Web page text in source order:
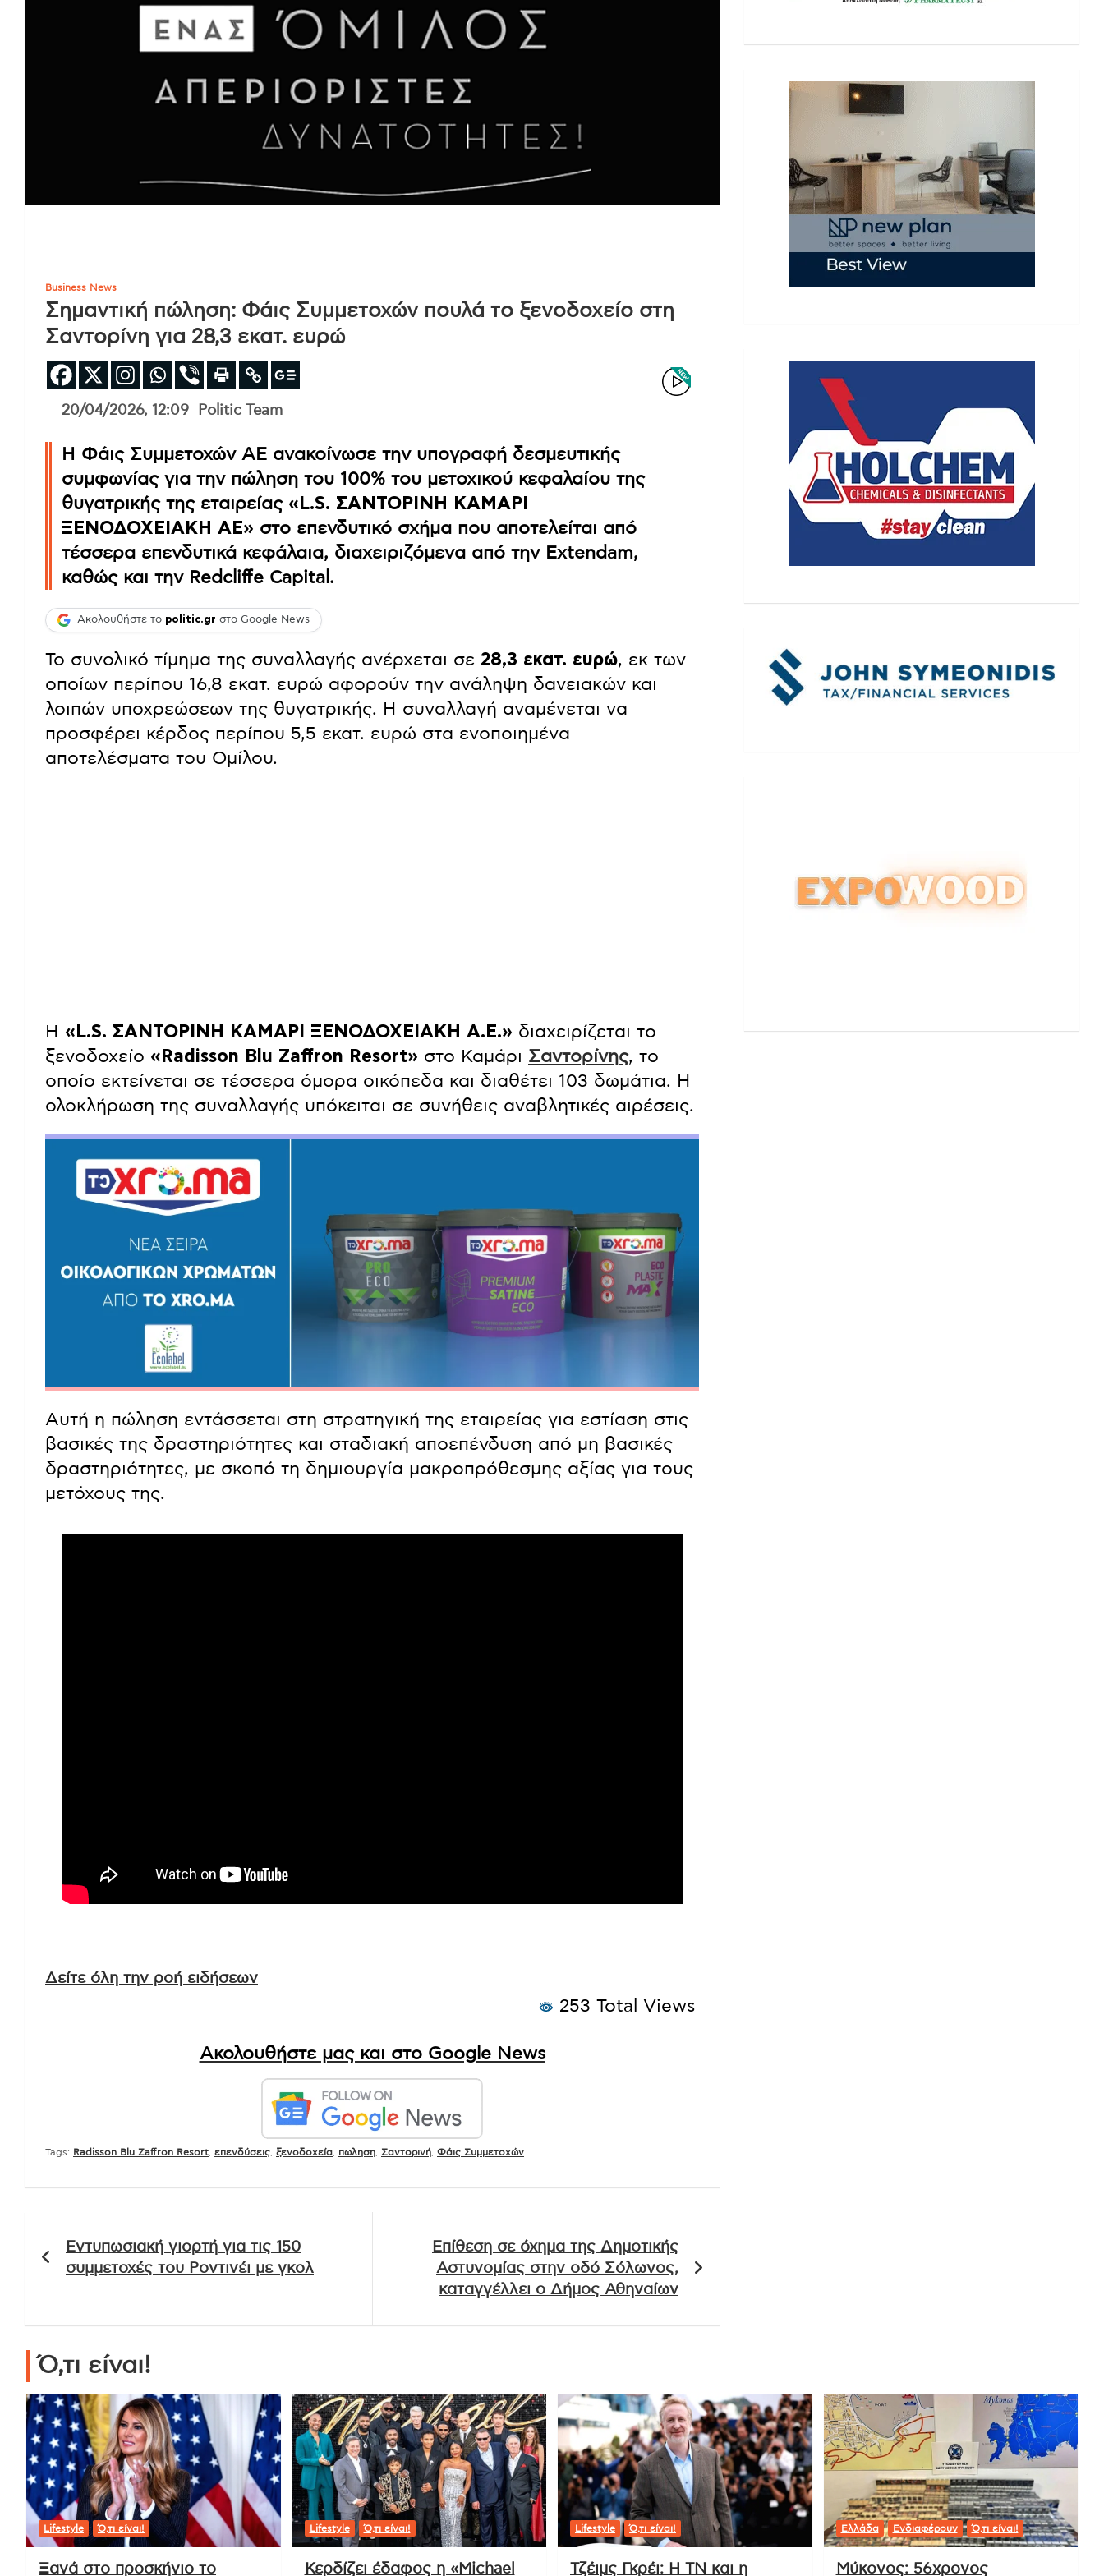
Business News
Σημαντική πώληση: Φάις Συμμετοχών πουλά το ξενοδοχείο στη
Σαντορίνη για 28,3 εκατ. ευρώ
20/04/2026, 12:09 Politic Team
Η Φάις Συμμετοχών ΑΕ ανακοίνωσε την υπογραφή δεσμευτικής
συμφωνίας για την πώληση του 100% του μετοχικού κεφαλαίου της
θυγατρικής της εταιρείας «L.S. ΣΑΝΤΟΡΙΝΗ ΚΑΜΑΡΙ
ΞΕΝΟΔΟΧΕΙΑΚΗ ΑΕ» στο επενδυτικό σχήμα που αποτελείται από
τέσσερα επενδυτικά κεφάλαια, διαχειριζόμενα από την Extendam,
καθώς και την Redcliffe Capital.
Ακολουθήστε το politic.gr στο Google News
Το συνολικό τίμημα της συναλλαγής ανέρχεται σε 28,3 εκατ. ευρώ, εκ των
οποίων περίπου 16,8 εκατ. ευρώ αφορούν την ανάληψη δανειακών και
λοιπών υποχρεώσεων της θυγατρικής. Η συναλλαγή αναμένεται να
προσφέρει κέρδος περίπου 5,5 εκατ. ευρώ στα ενοποιημένα
αποτελέσματα του Ομίλου.
Η «L.S. ΣΑΝΤΟΡΙΝΗ ΚΑΜΑΡΙ ΞΕΝΟΔΟΧΕΙΑΚΗ Α.Ε.» διαχειρίζεται το
ξενοδοχείο «Radisson Blu Zaffron Resort» στο Καμάρι Σαντορίνης, το
οποίο εκτείνεται σε τέσσερα όμορα οικόπεδα και διαθέτει 103 δωμάτια. Η
ολοκλήρωση της συναλλαγής υπόκειται σε συνήθεις αναβλητικές αιρέσεις.
Αυτή η πώληση εντάσσεται στη στρατηγική της εταιρείας για εστίαση στις
βασικές της δραστηριότητες και σταδιακή αποεπένδυση από μη βασικές
δραστηριότητες, με σκοπό τη δημιουργία μακροπρόθεσμης αξίας για τους
μετόχους της.
Δείτε όλη την ροή ειδήσεων
253 Total Views
Ακολουθήστε μας και στο Google News
Tags: Radisson Blu Zaffron Resort επενδύσεις ξενοδοχεία πωληση Σαντορινή Φάις Συμμετοχών
άρθρων
Εντυπωσιακή γιορτή για τις 150
συμμετοχές του Ροντινέι με γκολ
Επίθεση σε όχημα της Δημοτικής
Αστυνομίας στην οδό Σόλωνος,
καταγγέλλει ο Δήμος Αθηναίων
Ό,τι είναι!
Lifestyle Ό,τι είναι!
Ξανά στο προσκήνιο το
Lifestyle Ό,τι είναι!
Κερδίζει έδαφος η «Michael
Lifestyle Ό,τι είναι!
Τζέιμς Γκρέι: Η ΤΝ και η
Ελλάδα Ενδιαφέρουν Ό,τι είναι!
Μύκονος: 56χρονος